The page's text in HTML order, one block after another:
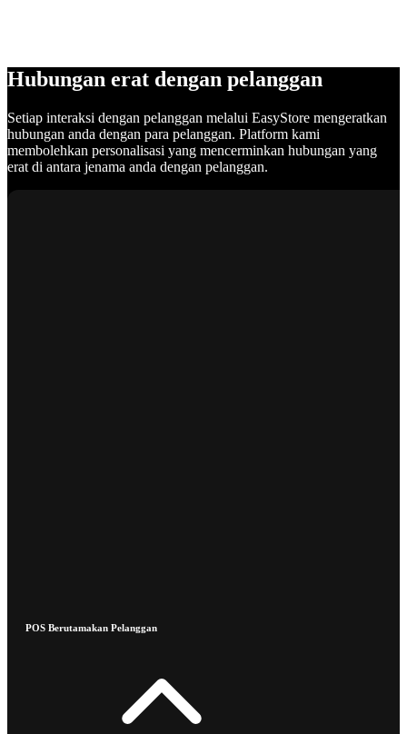
Hubungan erat dengan pelanggan
Setiap interaksi dengan pelanggan melalui EasyStore mengeratkan
hubungan anda dengan para pelanggan. Platform kami
membolehkan personalisasi yang mencerminkan hubungan yang
erat di antara jenama anda dengan pelanggan.
POS Berutamakan Pelanggan